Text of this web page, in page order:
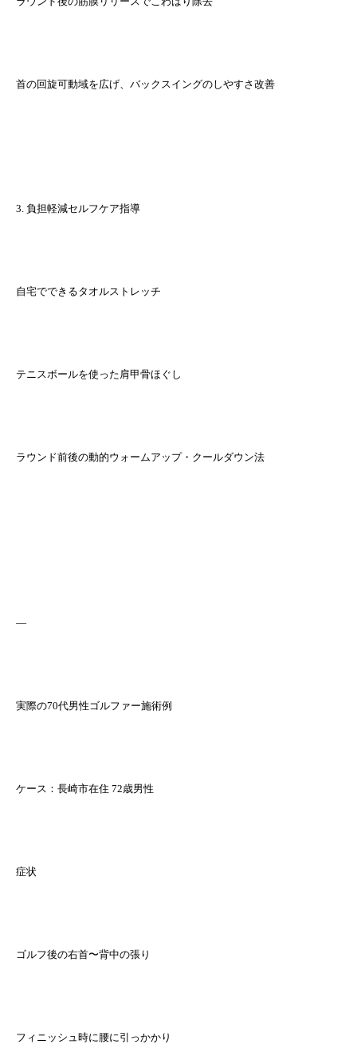
首の回旋可動域を広げ、バックスイングのしやすさ改善
3. 負担軽減セルフケア指導
自宅でできるタオルストレッチ
テニスボールを使った肩甲骨ほぐし
ラウンド前後の動的ウォームアップ・クールダウン法
—
実際の70代男性ゴルファー施術例
ケース：長崎市在住 72歳男性
症状
ゴルフ後の右首〜背中の張り
フィニッシュ時に腰に引っかかり